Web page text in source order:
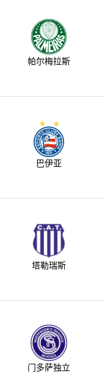
帕尔梅拉斯
巴伊亚
塔勒瑞斯
门多萨独立